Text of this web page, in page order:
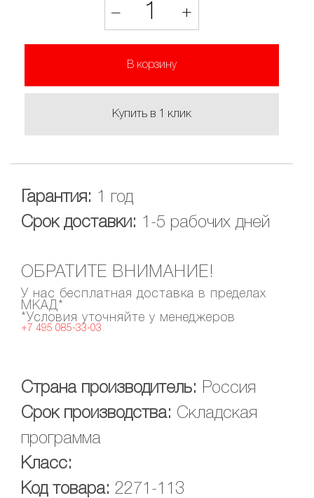
– 1 +
В корзину
Купить в 1 клик
Гарантия: 1 год
Срок доставки: 1-5 рабочих дней
ОБРАТИТЕ ВНИМАНИЕ!
У нас бесплатная доставка в пределах
МКАД*
*Условия уточняйте у менеджеров
+7 495 085-33-03
Страна производитель: Россия
Срок производства: Складская
программа
Класс:
Код товара: 2271-113